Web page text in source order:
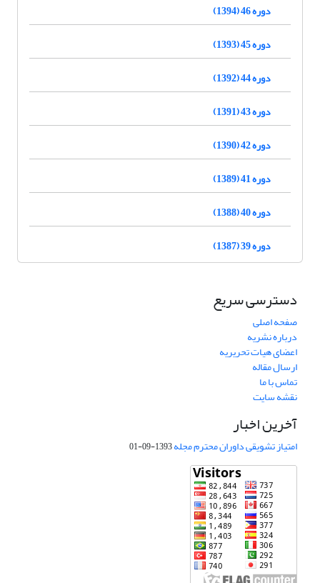
دوره 46 (1394)
دوره 45 (1393)
دوره 44 (1392)
دوره 43 (1391)
دوره 42 (1390)
دوره 41 (1389)
دوره 40 (1388)
دوره 39 (1387)
دسترسی سریع
صفحه اصلی
درباره نشریه
اعضای هیات تحریریه
ارسال مقاله
تماس با ما
نقشه سایت
آخرین اخبار
امتیاز تشویقی داوران محترم مجله1393-09-01